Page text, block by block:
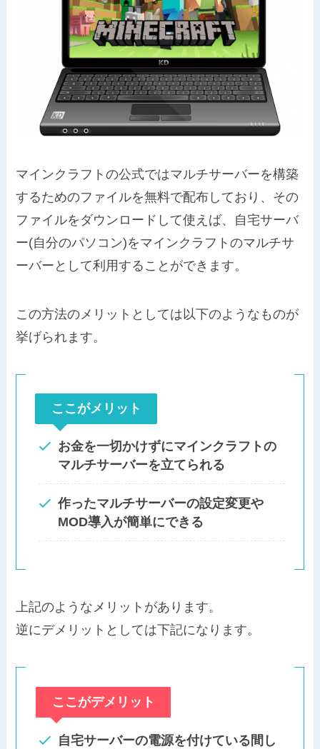
マインクラフトの公式ではマルチサーバーを構築
するためのファイルを無料で配布しており、その
ファイルをダウンロードして使えば、自宅サーバ
ー(自分のパソコン)をマインクラフトのマルチサ
ーバーとして利用することができます。
この方法のメリットとしては以下のようなものが
挙げられます。
ここがメリット
お金を一切かけずにマインクラフトの
マルチサーバーを立てられる
作ったマルチサーバーの設定変更や
MOD導入が簡単にできる
上記のようなメリットがあります。
逆にデメリットとしては下記になります。
ここがデメリット
自宅サーバーの電源を付けている間し